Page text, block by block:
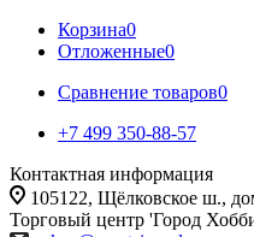
Корзина0
Отложенные0
Сравнение товаров0
+7 499 350-88-57
Контактная информация
105122, Щёлковское ш.,
Торговый центр 'Город